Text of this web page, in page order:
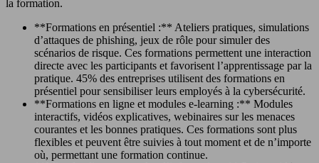
la formation.
**Formations en présentiel :** Ateliers pratiques, simulations
d’attaques de phishing, jeux de rôle pour simuler des
scénarios de risque. Ces formations permettent une interaction
directe avec les participants et favorisent l’apprentissage par la
pratique. 45% des entreprises utilisent des formations en
présentiel pour sensibiliser leurs employés à la cybersécurité.
**Formations en ligne et modules e-learning :** Modules
interactifs, vidéos explicatives, webinaires sur les menaces
courantes et les bonnes pratiques. Ces formations sont plus
flexibles et peuvent être suivies à tout moment et de n’importe
où, permettant une formation continue.